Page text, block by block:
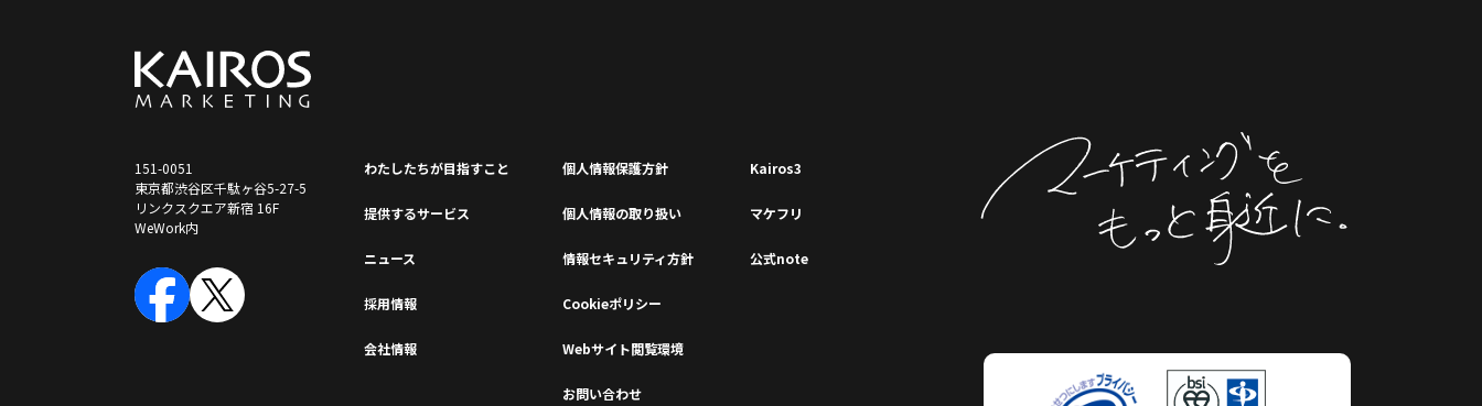
151-0051
東京都渋谷区千駄ヶ谷5-27-5
リンクスクエア新宿 16F
WeWork内
わたしたちが⽬指すこと
提供するサービス
ニュース
採⽤情報
会社情報
個⼈情報保護⽅針
個⼈情報の取り扱い
情報セキュリティ⽅針
Cookieポリシー
Webサイト閲覧環境
お問い合わせ
Kairos3
マケフリ
公式note